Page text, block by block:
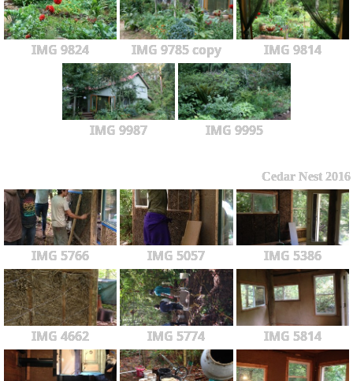
IMG 9824 IMG 9785 copy IMG 9814
IMG 9987 IMG 9995
Cedar Nest 2016
IMG 5766 IMG 5057 IMG 5386
IMG 4662 IMG 5774 IMG 5814